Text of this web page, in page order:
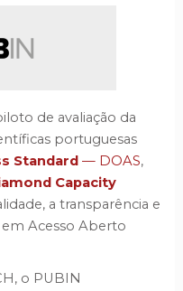
de avaliação da
portuguesas
Standard— DOAS,
Capacity
a transparência e
em Acesso Aberto
o PUBIN